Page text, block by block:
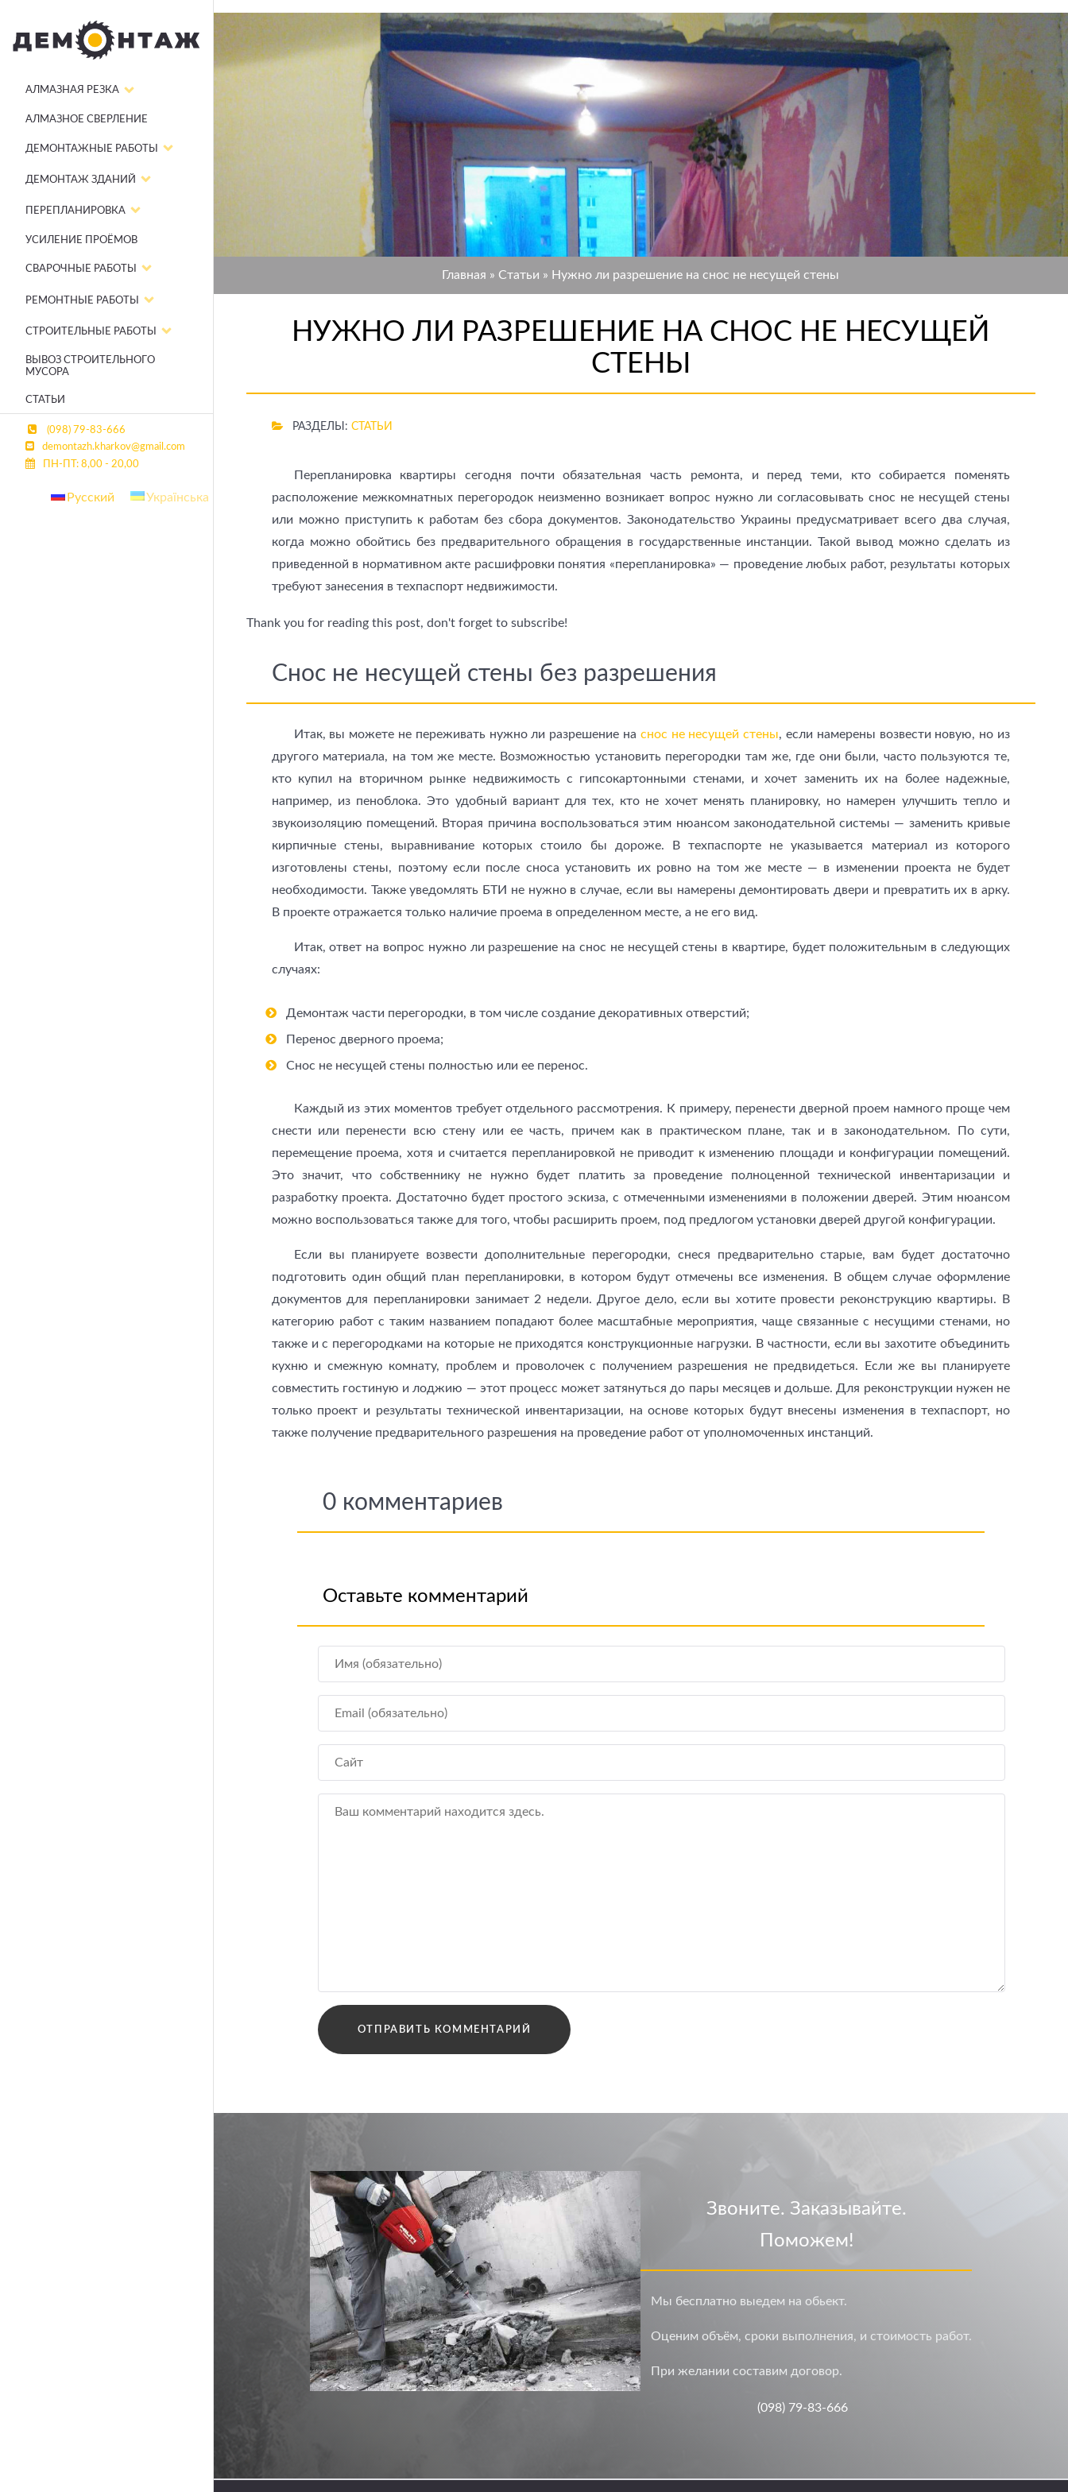
АЛМАЗНАЯ РЕЗКА
АЛМАЗНОЕ СВЕРЛЕНИЕ
ДЕМОНТАЖНЫЕ РАБОТЫ
ДЕМОНТАЖ ЗДАНИЙ
ПЕРЕПЛАНИРОВКА
УСИЛЕНИЕ ПРОЁМОВ
СВАРОЧНЫЕ РАБОТЫ
РЕМОНТНЫЕ РАБОТЫ
СТРОИТЕЛЬНЫЕ РАБОТЫ
ВЫВОЗ СТРОИТЕЛЬНОГО
МУСОРА
СТАТЬИ
(098) 79-83-666
demontazh.kharkov@gmail.com
ПН-ПТ: 8,00 - 20,00
Русский Українська
Главная » Статьи » Нужно ли разрешение на снос не несущей стены
НУЖНО ЛИ РАЗРЕШЕНИЕ НА СНОС НЕ НЕСУЩЕЙ
СТЕНЫ
РАЗДЕЛЫ: СТАТЬИ
Перепланировка квартиры сегодня почти обязательная часть ремонта, и перед теми, кто собирается поменять
расположение межкомнатных перегородок неизменно возникает вопрос нужно ли согласовывать снос не несущей стены
или можно приступить к работам без сбора документов. Законодательство Украины предусматривает всего два случая,
когда можно обойтись без предварительного обращения в государственные инстанции. Такой вывод можно сделать из
приведенной в нормативном акте расшифровки понятия «перепланировка» — проведение любых работ, результаты которых
требуют занесения в техпаспорт недвижимости.
Thank you for reading this post, don't forget to subscribe!
Снос не несущей стены без разрешения
Итак, вы можете не переживать нужно ли разрешение на снос не несущей стены, если намерены возвести новую, но из
другого материала, на том же месте. Возможностью установить перегородки там же, где они были, часто пользуются те,
кто купил на вторичном рынке недвижимость с гипсокартонными стенами, и хочет заменить их на более надежные,
например, из пеноблока. Это удобный вариант для тех, кто не хочет менять планировку, но намерен улучшить тепло и
звукоизоляцию помещений. Вторая причина воспользоваться этим нюансом законодательной системы — заменить кривые
кирпичные стены, выравнивание которых стоило бы дороже. В техпаспорте не указывается материал из которого
изготовлены стены, поэтому если после сноса установить их ровно на том же месте — в изменении проекта не будет
необходимости. Также уведомлять БТИ не нужно в случае, если вы намерены демонтировать двери и превратить их в арку.
В проекте отражается только наличие проема в определенном месте, а не его вид.
Итак, ответ на вопрос нужно ли разрешение на снос не несущей стены в квартире, будет положительным в следующих
случаях:
Демонтаж части перегородки, в том числе создание декоративных отверстий;
Перенос дверного проема;
Снос не несущей стены полностью или ее перенос.
Каждый из этих моментов требует отдельного рассмотрения. К примеру, перенести дверной проем намного проще чем
снести или перенести всю стену или ее часть, причем как в практическом плане, так и в законодательном. По сути,
перемещение проема, хотя и считается перепланировкой не приводит к изменению площади и конфигурации помещений.
Это значит, что собственнику не нужно будет платить за проведение полноценной технической инвентаризации и
разработку проекта. Достаточно будет простого эскиза, с отмеченными изменениями в положении дверей. Этим нюансом
можно воспользоваться также для того, чтобы расширить проем, под предлогом установки дверей другой конфигурации.
Если вы планируете возвести дополнительные перегородки, снеся предварительно старые, вам будет достаточно
подготовить один общий план перепланировки, в котором будут отмечены все изменения. В общем случае оформление
документов для перепланировки занимает 2 недели. Другое дело, если вы хотите провести реконструкцию квартиры. В
категорию работ с таким названием попадают более масштабные мероприятия, чаще связанные с несущими стенами, но
также и с перегородками на которые не приходятся конструкционные нагрузки. В частности, если вы захотите объединить
кухню и смежную комнату, проблем и проволочек с получением разрешения не предвидеться. Если же вы планируете
совместить гостиную и лоджию — этот процесс может затянуться до пары месяцев и дольше. Для реконструкции нужен не
только проект и результаты технической инвентаризации, на основе которых будут внесены изменения в техпаспорт, но
также получение предварительного разрешения на проведение работ от уполномоченных инстанций.
0 комментариев
Оставьте комментарий
Звоните. Заказывайте.
Поможем!
Мы бесплатно выедем на обьект.
Оценим объём, сроки выполнения, и стоимость работ.
При желании составим договор.
(098) 79-83-666